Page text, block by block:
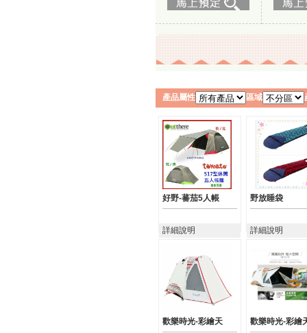
產品屬性 區域
好野-蕃茄5人帳
詳細說明
野放睡袋
詳細說明
歡樂時光-彩繪天 歡樂時光-彩繪